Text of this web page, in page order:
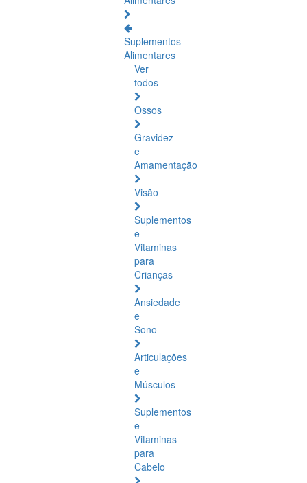
Suplementos
Alimentares
Ver
todos
Ossos
Gravidez
e
Amamentação
Visão
Suplementos
e
Vitaminas
para
Crianças
Ansiedade
e
Sono
Articulações
e
Músculos
Suplementos
e
Vitaminas
para
Cabelo